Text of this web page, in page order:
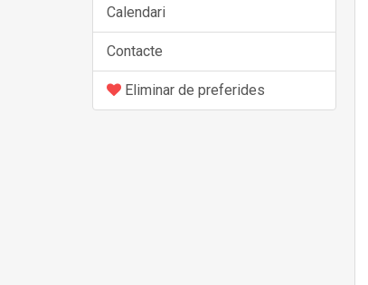
Calendari
Contacte
Eliminar de preferides